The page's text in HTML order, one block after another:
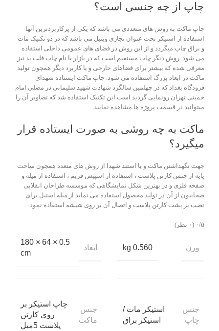
چاپ از چه جنسی است؟
چاپ ماکت به روش های متعددی می باشد که یکی از پرکاربردترین آنها
استفاده از استیکر تحت عنوان تجاری وینیل می باشد که در دو تکنیک مات
و براق چاپ میگردد و از این روش در فضای های عمومی داخلی استفاده
می شود. روش دیگر چاپ مستقیم است که در بازار با نام چاپ فلت بد نیز
معرفی شده که بیشتر برای فضاهای خارجی و یا کاربرد دیگر همچون تولید
ماکت در ابعاد بزرگ استفاده می شود. چاپ ماکت ایستاده شهدای
فرودگاه بغداد که در چهلمین سالگرد شهادت شهید سلیمانی در مصلی امام
خمینی تهران رونمایی گردید است این تکنیک استفاده شد که تصاویر آن را
میتوانید در قسمت پروژه ها مشاهده نمایید.
ماکت به چه روشی به صورت ایستاده قرار
میگیرد؟
جهت نگهداشتن ماکت و یا استند شهدا از روش های متعدد همچون ساخت
پایه از جنس کارتن پلاست ، استفاده از اسپیس فریم ، استفاده از میله و
صفحه فلزی و در بهترین شکل نمایشگاهی که موسسه طراحان انقلابی
صحابیون از آن در تولید محصول استفاده می نماید از میله استیل برای
نصب بر پشت کارتن پلاست و اتصال آن بر روی شیشه استفاده نمود.
‫۰/۵ ‫(۰ نظر)
وزن 0.560 kg ابعاد
0.5 × 64 × 180
cm
جنس
چاپ
استیکر مات /
استیکر براق
جنس
ماکت
چاپ استیکر بر
روی کارتن
پلاست 5میل